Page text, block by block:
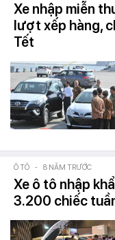
Xe nhập miễn
lượt xếp hàng,
Tết
Ô TÔ - 8 NĂM TRƯỚC
Xe ô tô nhập
3.200 chiếc